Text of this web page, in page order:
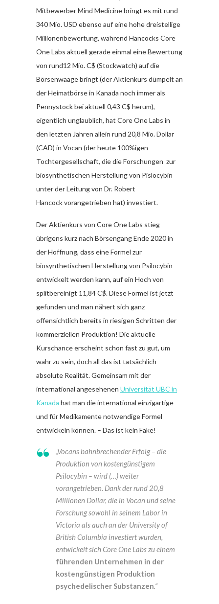
Mitbewerber Mind Medicine bringt es mit rund
340 Mio. USD ebenso auf eine hohe dreistellige
Millionenbewertung, während Hancocks Core
One Labs aktuell gerade einmal eine Bewertung
von rund12 Mio. C$ (Stockwatch) auf die
Börsenwaage bringt (der Aktienkurs dümpelt an
der Heimatbörse in Kanada noch immer als
Pennystock bei aktuell 0,43 C$ herum),
eigentlich unglaublich, hat Core One Labs in
den letzten Jahren allein rund 20,8 Mio. Dollar
(CAD) in Vocan (der heute 100%igen
Tochtergesellschaft, die die Forschungen zur
biosynthetischen Herstellung von Pislocybin
unter der Leitung von Dr. Robert
Hancock vorangetrieben hat) investiert.
Der Aktienkurs von Core One Labs stieg
übrigens kurz nach Börsengang Ende 2020 in
der Hoffnung, dass eine Formel zur
biosynthetischen Herstellung von Psilocybin
entwickelt werden kann, auf ein Hoch von
splitbereinigt 11,84 C$. Diese Formel ist jetzt
gefunden und man nähert sich ganz
offensichtlich bereits in riesigen Schritten der
kommerziellen Produktion! Die aktuelle
Kurschance erscheint schon fast zu gut, um
wahr zu sein, doch all das ist tatsächlich
absolute Realität. Gemeinsam mit der
international angesehenen Universität UBC in
Kanada hat man die international einzigartige
und für Medikamente notwendige Formel
entwickeln können. – Das ist kein Fake!
„Vocans bahnbrechender Erfolg – die
Produktion von kostengünstigem
Psilocybin – wird (…) weiter
vorangetrieben. Dank der rund 20,8
Millionen Dollar, die in Vocan und seine
Forschung sowohl in seinem Labor in
Victoria als auch an der University of
British Columbia investiert wurden,
entwickelt sich Core One Labs zu einem
führenden Unternehmen in der
kostengünstigen Produktion
psychedelischer Substanzen.“